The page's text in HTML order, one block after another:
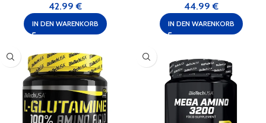
42.99€
IN DEN WARENKORB
44.99€
IN DEN WARENKORB